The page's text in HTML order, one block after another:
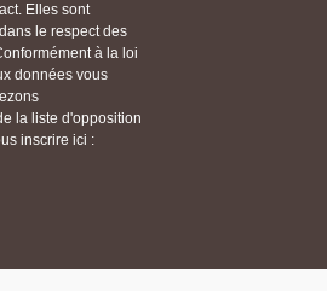
Elles sont
le respect des
à la loi
données vous
la liste d'opposition
inscrire ici :